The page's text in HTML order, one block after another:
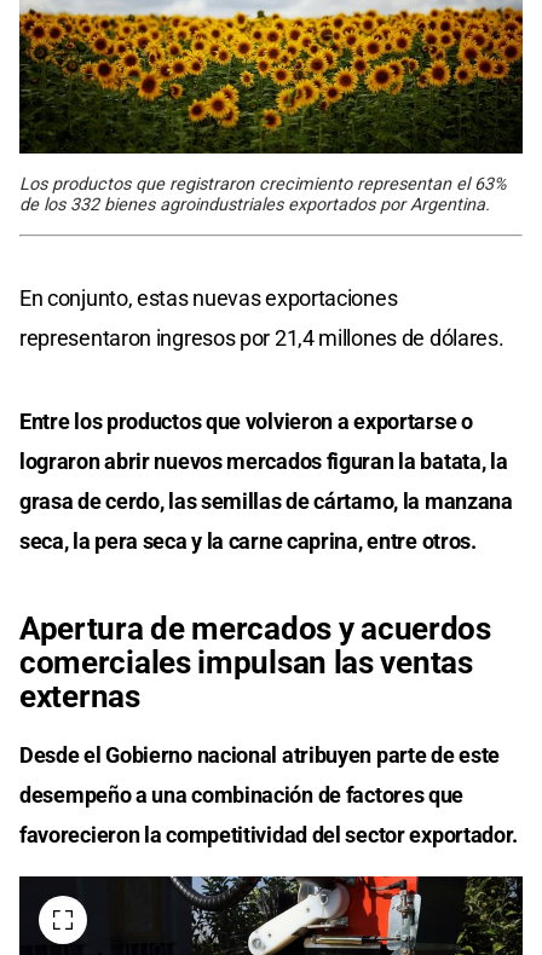
Los productos que registraron crecimiento representan el 63%
de los 332 bienes agroindustriales exportados por Argentina.
En conjunto, estas nuevas exportaciones
representaron ingresos por 21,4 millones de dólares.
Entre los productos que volvieron a exportarse o
lograron abrir nuevos mercados figuran la batata, la
grasa de cerdo, las semillas de cártamo, la manzana
seca, la pera seca y la carne caprina, entre otros.
Apertura de mercados y acuerdos
comerciales impulsan las ventas
externas
Desde el Gobierno nacional atribuyen parte de este
desempeño a una combinación de factores que
favorecieron la competitividad del sector exportador.